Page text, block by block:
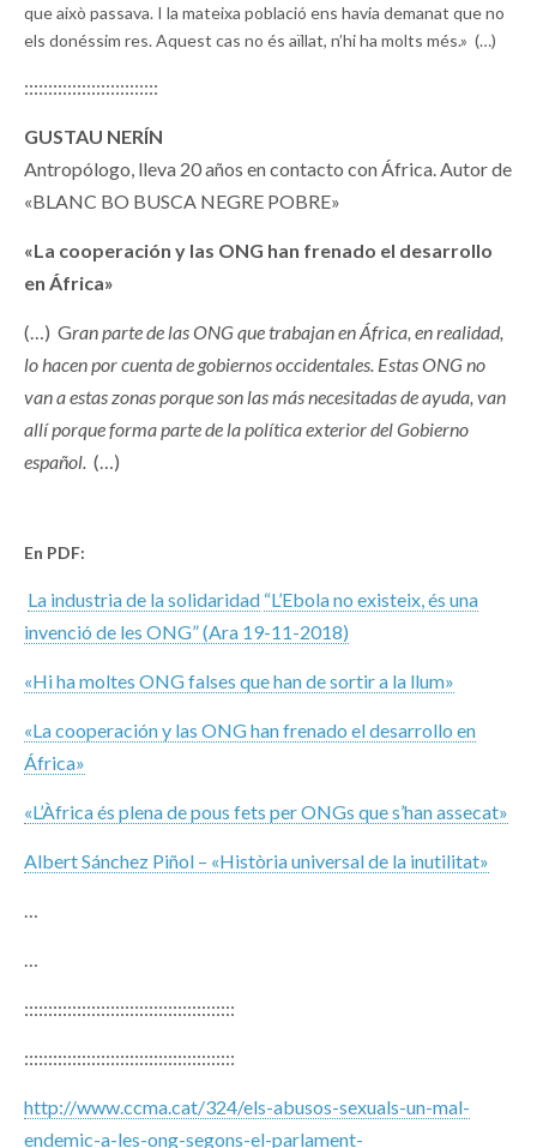
que això passava. I la mateixa població ens havia demanat que no
els donéssim res. Aquest cas no és aïllat, n’hi ha molts més.» (…)
::::::::::::::::::::::::::::
GUSTAU NERÍN
Antropólogo, lleva 20 años en contacto con África. Autor de
«BLANC BO BUSCA NEGRE POBRE»
«La cooperación y las ONG han frenado el desarrollo
en África»
(…) Gran parte de las ONG que trabajan en África, en realidad,
lo hacen por cuenta de gobiernos occidentales. Estas ONG no
van a estas zonas porque son las más necesitadas de ayuda, van
allí porque forma parte de la política exterior del Gobierno
español. (…)
En PDF:
La industria de la solidaridad “L’Ebola no existeix, és una
invenció de les ONG” (Ara 19-11-2018)
«Hi ha moltes ONG falses que han de sortir a la llum»
«La cooperación y las ONG han frenado el desarrollo en
África»
«L’Àfrica és plena de pous fets per ONGs que s’han assecat»
Albert Sánchez Piñol – «Història universal de la inutilitat»
…
…
::::::::::::::::::::::::::::::::::::::::::::
::::::::::::::::::::::::::::::::::::::::::::
http://www.ccma.cat/324/els-abusos-sexuals-un-mal-
endemic-a-les-ong-segons-el-parlament-